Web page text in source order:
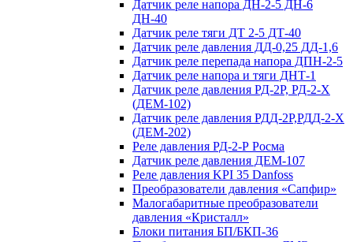
Датчик реле напора ДН-2-5 ДН-6
ДН-40
Датчик реле тяги ДТ 2-5 ДТ-40
Датчик реле давления ДД-0,25 ДД-1,6
Датчик реле перепада напора ДПН-2-5
Датчик реле напора и тяги ДНТ-1
Датчик реле давления РД-2Р, РД-2-Х
(ДЕМ-102)
Датчик реле давления РДД-2Р,РДД-2-Х
(ДЕМ-202)
Реле давления РД-2-Р Росма
Датчик реле давления ДЕМ-107
Реле давления KPI 35 Danfoss
Преобразователи давления «Сапфир»
Малогабаритные преобразователи
давления «Кристалл»
Блоки питания БП/БКП-36